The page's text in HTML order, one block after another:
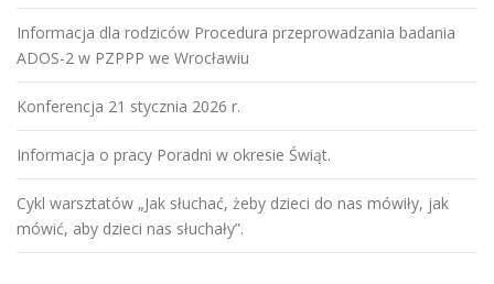
Informacja dla rodziców Procedura przeprowadzania badania
ADOS-2 w PZPPP we Wrocławiu
Konferencja 21 stycznia 2026 r.
Informacja o pracy Poradni w okresie Świąt.
Cykl warsztatów „Jak słuchać, żeby dzieci do nas mówiły, jak
mówić, aby dzieci nas słuchały”.